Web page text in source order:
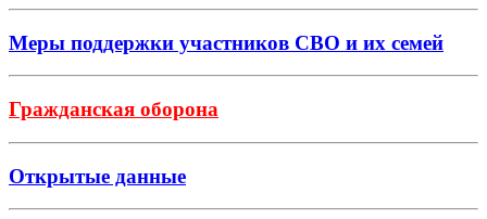
Меры поддержки участников СВО и их семей
Гражданская оборона
Открытые данные